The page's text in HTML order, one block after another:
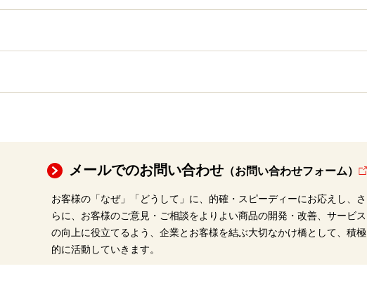
メールでのお問い合わせ（お問い合わせフォーム）
お客様の「なぜ」「どうして」に、的確・スピーディーにお応えし、さ
らに、お客様のご意見・ご相談をよりよい商品の開発・改善、サービス
の向上に役立てるよう、企業とお客様を結ぶ大切なかけ橋として、積極
的に活動していきます。